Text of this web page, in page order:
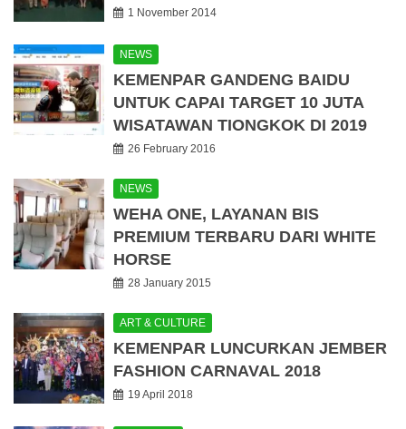
1 November 2014
NEWS
KEMENPAR GANDENG BAIDU
UNTUK CAPAI TARGET 10 JUTA
WISATAWAN TIONGKOK DI 2019
26 February 2016
NEWS
WEHA ONE, LAYANAN BIS
PREMIUM TERBARU DARI WHITE
HORSE
28 January 2015
ART & CULTURE
KEMENPAR LUNCURKAN JEMBER
FASHION CARNAVAL 2018
19 April 2018